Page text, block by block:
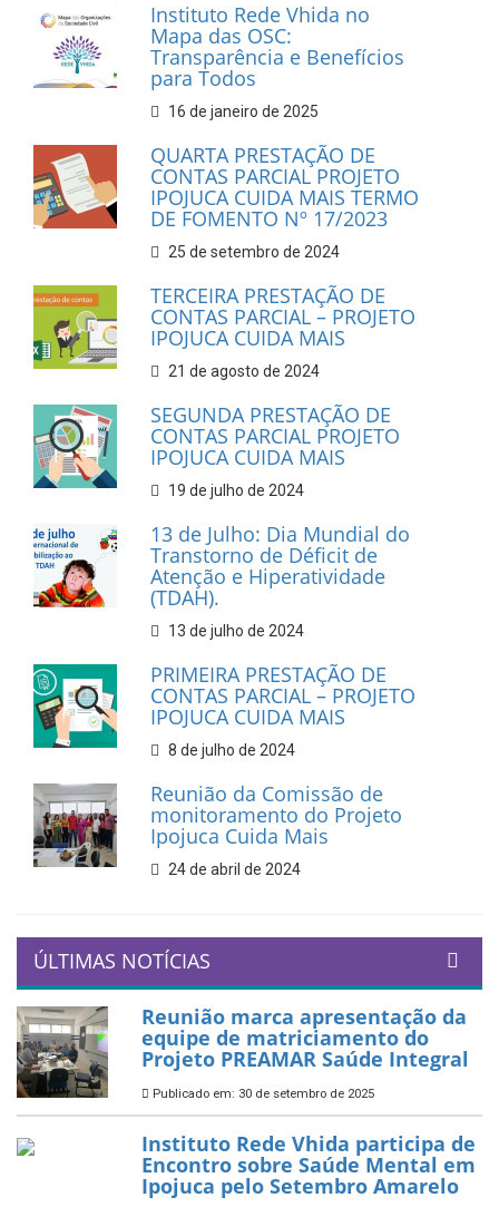
Instituto Rede Vhida no
Mapa das OSC:
Transparência e Benefícios
para Todos
16 de janeiro de 2025
QUARTA PRESTAÇÃO DE
CONTAS PARCIAL PROJETO
IPOJUCA CUIDA MAIS TERMO
DE FOMENTO Nº 17/2023
25 de setembro de 2024
TERCEIRA PRESTAÇÃO DE
CONTAS PARCIAL – PROJETO
IPOJUCA CUIDA MAIS
21 de agosto de 2024
SEGUNDA PRESTAÇÃO DE
CONTAS PARCIAL PROJETO
IPOJUCA CUIDA MAIS
19 de julho de 2024
13 de Julho: Dia Mundial do
Transtorno de Déficit de
Atenção e Hiperatividade
(TDAH).
13 de julho de 2024
PRIMEIRA PRESTAÇÃO DE
CONTAS PARCIAL – PROJETO
IPOJUCA CUIDA MAIS
8 de julho de 2024
Reunião da Comissão de
monitoramento do Projeto
Ipojuca Cuida Mais
24 de abril de 2024
ÚLTIMAS NOTÍCIAS
Reunião marca apresentação da
equipe de matriciamento do
Projeto PREAMAR Saúde Integral
Publicado em: 30 de setembro de 2025
Instituto Rede Vhida participa de
Encontro sobre Saúde Mental em
Ipojuca pelo Setembro Amarelo